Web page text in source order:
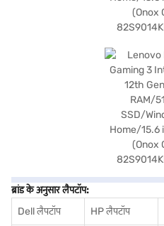
ब्रांड के अनुसार लैपटॉप:
Dell लैपटॉप
HP लैपटॉप